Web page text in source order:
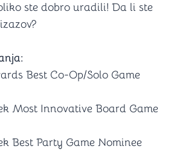
ste dobro uradili! Da li ste
Best Co-Op/Solo Game
Most Innovative Board Game
Best Party Game Nominee